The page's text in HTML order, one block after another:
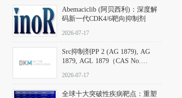
过精准嵌入激酶的ATP结合位点
发挥抑制作用，对ROCK1和
ROCK2的解离常数（Ki）分别为
140 nM和300 nM；在众多丝氨酸/
中，其靶向ROCK的选择性超过
200倍，凸显出优异的分子特异
Abemaciclib (阿贝西利)：深度解
码新一代CDK4/6靶向抑制剂
2026-07-17
Src抑制剂PP 2 (AG 1879), AG
1879, AGL 1879（CAS No.
应用指南
2026-07-17
全球十大突破性疾病靶点：重塑